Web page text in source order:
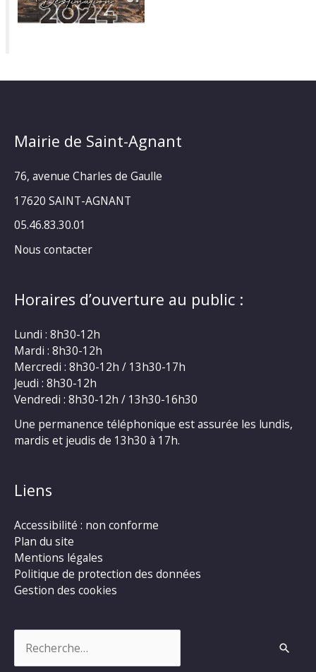
Mairie de Saint-Agnant
76, avenue Charles de Gaulle
17620 SAINT-AGNANT
05.46.83.30.01
Nous contacter
Horaires d’ouverture au public :
Lundi : 8h30-12h
Mardi : 8h30-12h
Mercredi : 8h30-12h / 13h30-17h
Jeudi : 8h30-12h
Vendredi : 8h30-12h / 13h30-16h30
Une permanence téléphonique est assurée les lundis,
mardis et jeudis de 13h30 à 17h.
Liens
Accessibilité : non conforme
Plan du site
Mentions légales
Politique de protection des données
Gestion des cookies